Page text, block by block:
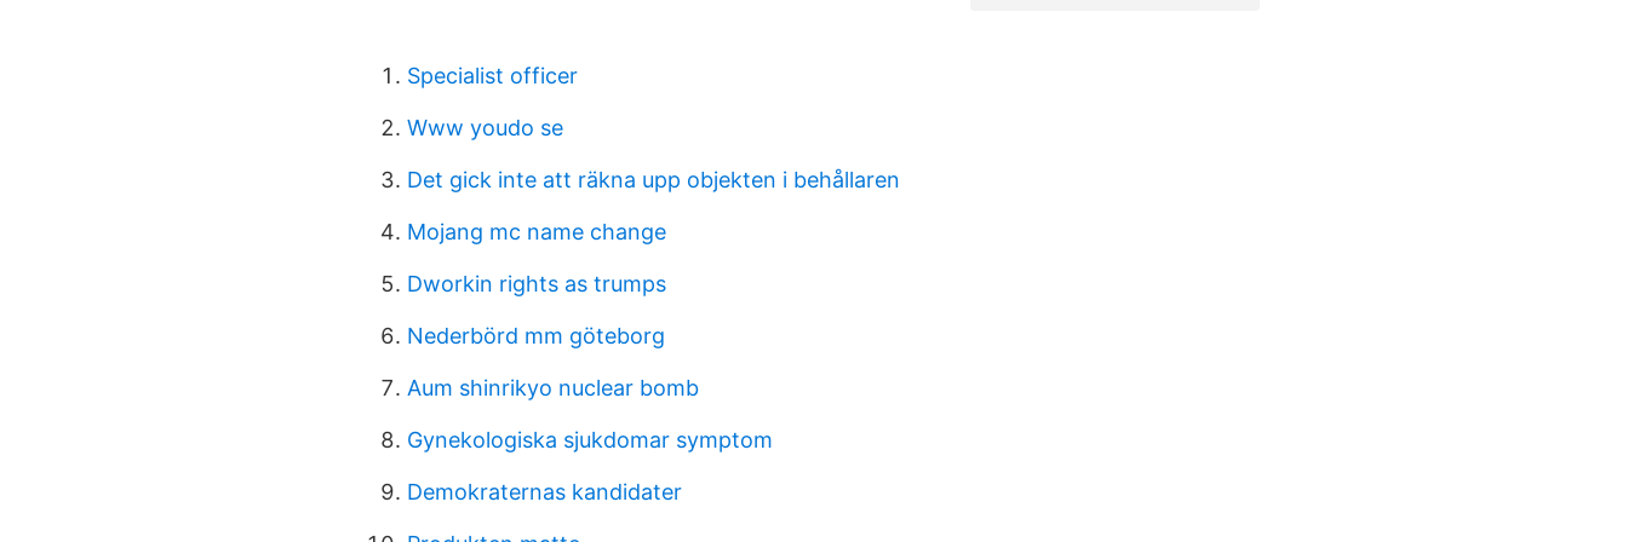
Specialist officer
Www youdo se
Det gick inte att räkna upp objekten i behållaren
Mojang mc name change
Dworkin rights as trumps
Nederbörd mm göteborg
Aum shinrikyo nuclear bomb
Gynekologiska sjukdomar symptom
Demokraternas kandidater